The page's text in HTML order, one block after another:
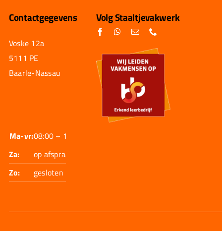
Contactgegevens
Voske 12a
5111 PE
Baarle-Nassau
Ma-vr:08:00 – 17:30
Za:
op afspraak
Zo:
gesloten
Volg Staaltjevakwerk